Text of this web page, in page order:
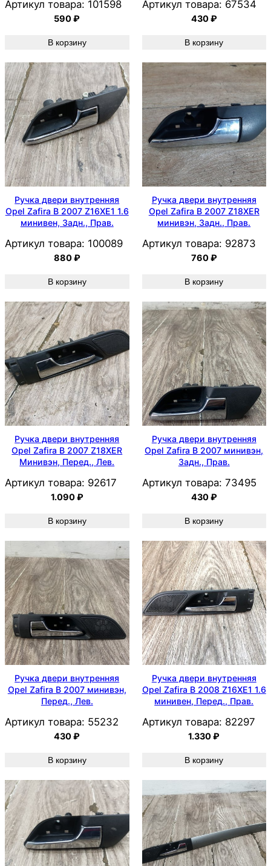
Артикул товара: 101598
590₽
В корзину
Артикул товара: 67534
430₽
В корзину
Ручка двери внутренняя
Opel Zafira B 2007 Z16XE1 1.6
минивен, Задн., Прав.
Артикул товара: 100089
880₽
В корзину
Ручка двери внутренняя
Opel Zafira B 2007 Z18XER
минивэн, Задн., Прав.
Артикул товара: 92873
760₽
В корзину
Ручка двери внутренняя
Opel Zafira B 2007 Z18XER
Минивэн, Перед., Лев.
Артикул товара: 92617
1.090₽
В корзину
Ручка двери внутренняя
Opel Zafira B 2007 минивэн,
Задн., Прав.
Артикул товара: 73495
430₽
В корзину
Ручка двери внутренняя
Opel Zafira B 2007 минивэн,
Перед., Лев.
Артикул товара: 55232
430₽
В корзину
Ручка двери внутренняя
Opel Zafira B 2008 Z16XE1 1.6
минивен, Перед., Прав.
Артикул товара: 82297
1.330₽
В корзину